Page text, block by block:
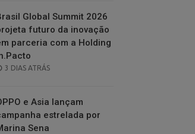
Global Summit 2026
futuro da inovação
parceria com a Holding
POSTED
3 DIAS ATRÁS
e Asia lançam
estrelada por
Sena